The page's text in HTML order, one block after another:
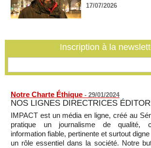
La Russie dénonce une « persécution
l'expulsion de la chroniqueuse Xenia
17/07/2026
Inscription à la
Notre Charte Éthique - 29/01/2024
NOS LIGNES DIRECTRICES
IMPACT est un média en ligne, créé au
pratique un journalisme de qualité,
information fiable, pertinente et surtout
un rôle essentiel dans la société. Notre